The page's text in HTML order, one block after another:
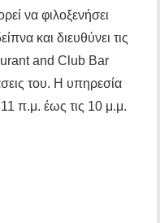
να φιλοξενήσει
και διευθύνει τις
and Club Bar
του. Η υπηρεσία
11 π.μ. έως τις 10 μ.μ.